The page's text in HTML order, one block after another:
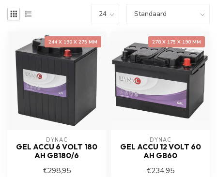
244 X 190 X 275 MM
DYNAC
GEL ACCU 6 VOLT 180
AH GB180/6
€298,95
278 X 175 X 190 MM
DYNAC
GEL ACCU 12 VOLT 60
AH GB60
€234,95